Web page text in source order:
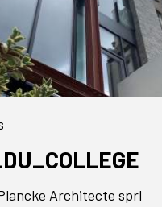
Architecte sprl